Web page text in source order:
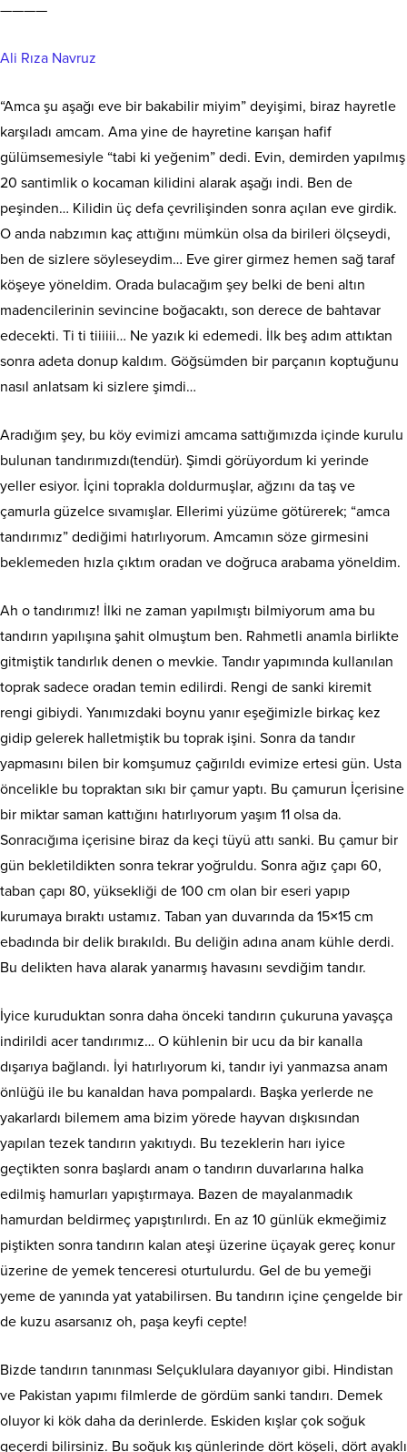
————
Ali Rıza Navruz
“Amca şu aşağı eve bir bakabilir miyim” deyişimi, biraz hayretle
karşıladı amcam. Ama yine de hayretine karışan hafif
gülümsemesiyle “tabi ki yeğenim” dedi. Evin, demirden yapılmış
20 santimlik o kocaman kilidini alarak aşağı indi. Ben de
peşinden… Kilidin üç defa çevrilişinden sonra açılan eve girdik.
O anda nabzımın kaç attığını mümkün olsa da birileri ölçseydi,
ben de sizlere söyleseydim… Eve girer girmez hemen sağ taraf
köşeye yöneldim. Orada bulacağım şey belki de beni altın
madencilerinin sevincine boğacaktı, son derece de bahtavar
edecekti. Ti ti tiiiiii… Ne yazık ki edemedi. İlk beş adım attıktan
sonra adeta donup kaldım. Göğsümden bir parçanın koptuğunu
nasıl anlatsam ki sizlere şimdi…
Aradığım şey, bu köy evimizi amcama sattığımızda içinde kurulu
bulunan tandırımızdı(tendür). Şimdi görüyordum ki yerinde
yeller esiyor. İçini toprakla doldurmuşlar, ağzını da taş ve
çamurla güzelce sıvamışlar. Ellerimi yüzüme götürerek; “amca
tandırımız” dediğimi hatırlıyorum. Amcamın söze girmesini
beklemeden hızla çıktım oradan ve doğruca arabama yöneldim.
Ah o tandırımız! İlki ne zaman yapılmıştı bilmiyorum ama bu
tandırın yapılışına şahit olmuştum ben. Rahmetli anamla birlikte
gitmiştik tandırlık denen o mevkie. Tandır yapımında kullanılan
toprak sadece oradan temin edilirdi. Rengi de sanki kiremit
rengi gibiydi. Yanımızdaki boynu yanır eşeğimizle birkaç kez
gidip gelerek halletmiştik bu toprak işini. Sonra da tandır
yapmasını bilen bir komşumuz çağırıldı evimize ertesi gün. Usta
öncelikle bu topraktan sıkı bir çamur yaptı. Bu çamurun İçerisine
bir miktar saman kattığını hatırlıyorum yaşım 11 olsa da.
Sonracığıma içerisine biraz da keçi tüyü attı sanki. Bu çamur bir
gün bekletildikten sonra tekrar yoğruldu. Sonra ağız çapı 60,
taban çapı 80, yüksekliği de 100 cm olan bir eseri yapıp
kurumaya bıraktı ustamız. Taban yan duvarında da 15×15 cm
ebadında bir delik bırakıldı. Bu deliğin adına anam kühle derdi.
Bu delikten hava alarak yanarmış havasını sevdiğim tandır.
İyice kuruduktan sonra daha önceki tandırın çukuruna yavaşça
indirildi acer tandırımız… O kühlenin bir ucu da bir kanalla
dışarıya bağlandı. İyi hatırlıyorum ki, tandır iyi yanmazsa anam
önlüğü ile bu kanaldan hava pompalardı. Başka yerlerde ne
yakarlardı bilemem ama bizim yörede hayvan dışkısından
yapılan tezek tandırın yakıtıydı. Bu tezeklerin harı iyice
geçtikten sonra başlardı anam o tandırın duvarlarına halka
edilmiş hamurları yapıştırmaya. Bazen de mayalanmadık
hamurdan beldirmeç yapıştırılırdı. En az 10 günlük ekmeğimiz
piştikten sonra tandırın kalan ateşi üzerine üçayak gereç konur
üzerine de yemek tenceresi oturtulurdu. Gel de bu yemeği
yeme de yanında yat yatabilirsen. Bu tandırın içine çengelde bir
de kuzu asarsanız oh, paşa keyfi cepte!
Bizde tandırın tanınması Selçuklulara dayanıyor gibi. Hindistan
ve Pakistan yapımı filmlerde de gördüm sanki tandırı. Demek
oluyor ki kök daha da derinlerde. Eskiden kışlar çok soğuk
geçerdi bilirsiniz. Bu soğuk kış günlerinde dört köşeli, dört ayaklı